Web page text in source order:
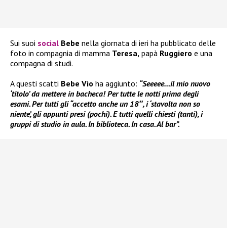
Sui suoi social Bebe nella giornata di ieri ha pubblicato delle
foto in compagnia di mamma Teresa, papà Ruggiero e una
compagna di studi.
A questi scatti Bebe Vio ha aggiunto: “Seeeee…il mio nuovo
‘titolo’ da mettere in bacheca! Per tutte le notti prima degli
esami. Per tutti gli “accetto anche un 18″, i ‘stavolta non so
niente’, gli appunti presi (pochi). E tutti quelli chiesti (tanti), i
gruppi di studio in aula. In biblioteca. In casa. Al bar”.